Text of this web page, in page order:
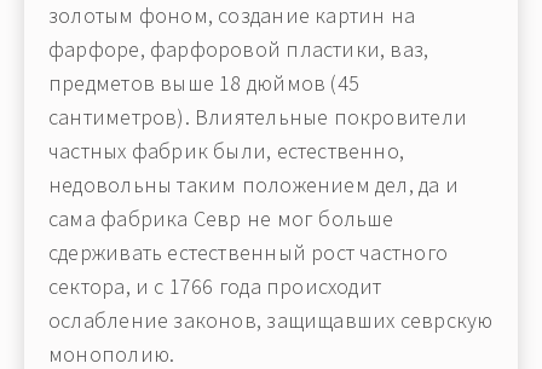
золотым фоном, создание картин на
фарфоре, фарфоровой пластики, ваз,
предметов выше 18 дюймов (45
сантиметров). Влиятельные покровители
частных фабрик были, естественно,
недовольны таким положением дел, да и
сама фабрика Севр не мог больше
сдерживать естественный рост частного
сектора, и с 1766 года происходит
ослабление законов, защищавших севрскую
монополию.